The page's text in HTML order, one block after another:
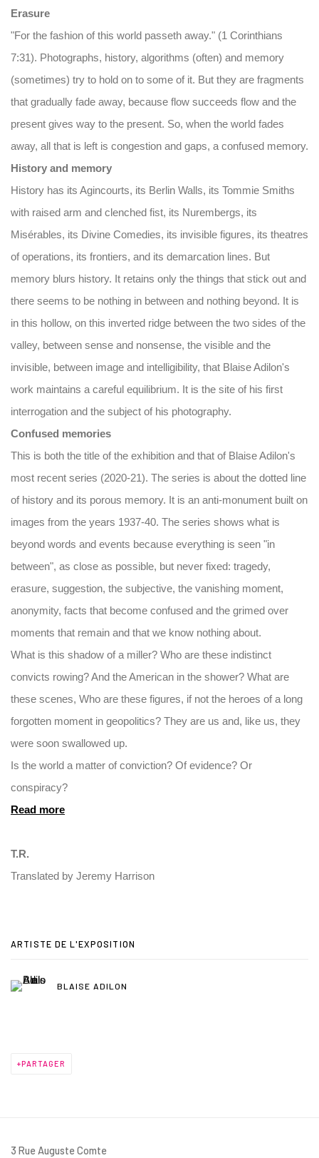
Erasure
"For the fashion of this world passeth away." (1 Corinthians
7:31). Photographs, history, algorithms (often) and memory
(sometimes) try to hold on to some of it. But they are fragments
that gradually fade away, because flow succeeds flow and the
present gives way to the present. So, when the world fades
away, all that is left is congestion and gaps, a confused memory.
History and memory
History has its Agincourts, its Berlin Walls, its Tommie Smiths
with raised arm and clenched fist, its Nurembergs, its
Misérables, its Divine Comedies, its invisible figures, its theatres
of operations, its frontiers, and its demarcation lines. But
memory blurs history. It retains only the things that stick out and
there seems to be nothing in between and nothing beyond. It is
in this hollow, on this inverted ridge between the two sides of the
valley, between sense and nonsense, the visible and the
invisible, between image and intelligibility, that Blaise Adilon's
work maintains a careful equilibrium. It is the site of his first
interrogation and the subject of his photography.
Confused memories
This is both the title of the exhibition and that of Blaise Adilon's
most recent series (2020-21). The series is about the dotted line
of history and its porous memory. It is an anti-monument built on
images from the years 1937-40. The series shows what is
beyond words and events because everything is seen "in
between", as close as possible, but never fixed: tragedy,
erasure, suggestion, the subjective, the vanishing moment,
anonymity, facts that become confused and the grimed over
moments that remain and that we know nothing about.
What is this shadow of a miller? Who are these indistinct
convicts rowing? And the American in the shower? What are
these scenes, Who are these figures, if not the heroes of a long
forgotten moment in geopolitics? They are us and, like us, they
were soon swallowed up.
Is the world a matter of conviction? Of evidence? Or
conspiracy?
Read more
T.R.
Translated by Jeremy Harrison
ARTISTE DE L'EXPOSITION
BLAISE ADILON
PARTAGER
3 Rue Auguste Comte